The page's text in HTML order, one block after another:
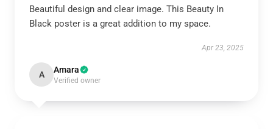
Beautiful design and clear image. This Beauty In
Black poster is a great addition to my space.
Apr 23, 2025
A Amara
Verified owner